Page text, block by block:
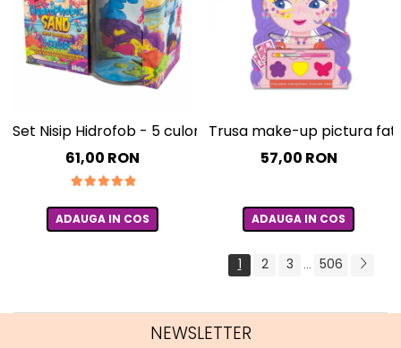
Set Nisip Hidrofob - 5 culori si acvariu
61,00 RON
ADAUGA IN COS
Trusa make-up pictura
57,00 RON
ADAUGA IN COS
1 2 3 ... 506
NEWSLETTER